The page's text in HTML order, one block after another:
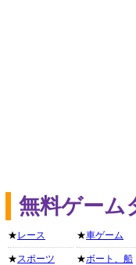
無料ゲーム
★レース
★スポーツ
★車ゲーム
★ボート、船